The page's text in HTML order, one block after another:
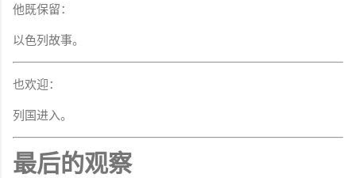
他既保留：
以色列故事。
也欢迎：
列国进入。
最后的观察